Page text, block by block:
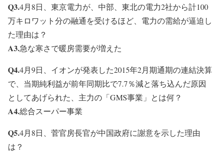
Q3.4月8日、東京電力が、中部、東北の電力2社から計100
万キロワット分の融通を受けるほど、電力の需給が逼迫し
た理由は？
A3.急な寒さで暖房需要が増えた
Q4.4月9日、イオンが発表した2015年2月期通期の連結決算
で、当期純利益が前年同期比で7.7％減と落ち込んだ原因
としてあげられた、主力の「GMS事業」とは何？
A4.総合スーパー事業
Q5.4月8日、菅官房長官が中国政府に謝意を示した理由
は？